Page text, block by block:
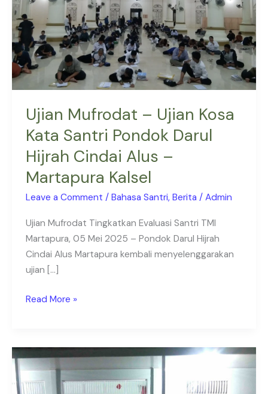
Ujian Mufrodat – Ujian Kosa
Kata Santri Pondok Darul
Hijrah Cindai Alus –
Martapura Kalsel
Leave a Comment /Bahasa Santri,Berita /Admin
Ujian Mufrodat Tingkatkan Evaluasi Santri TMI
Martapura, 05 Mei 2025 – Pondok Darul Hijrah
Cindai Alus Martapura kembali menyelenggarakan
ujian […]
Kata
Santri
Pondok
Darul
Hijrah
Cindai
Alus
–
Martapura
Kalsel
Read More »
Ujian
Kosa
Kata